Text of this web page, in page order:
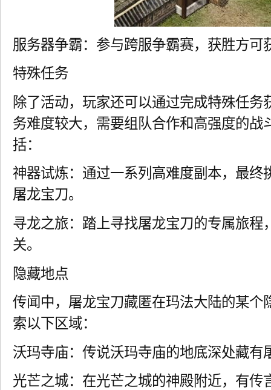
服务器争霸：参与跨服争霸赛，获胜方可
特殊任务
除了活动，玩家还可以通过完成特殊任务
务难度较大，需要组队合作和高强度的战
括：
神器试炼：通过一系列高难度副本，最终
屠龙宝刀。
寻龙之旅：踏上寻找屠龙宝刀的专属旅程
关。
隐藏地点
传闻中，屠龙宝刀藏匿在玛法大陆的某个
索以下区域：
沃玛寺庙：传说沃玛寺庙的地底深处藏有
光芒之城：在光芒之城的神殿附近，有传